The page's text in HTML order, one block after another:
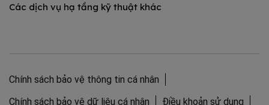
Các dịch vụ hạ tầng kỹ thuật khác
Chính sách bảo vệ thông tin cá nhân
Chính sách bảo vệ dữ liệu cá nhân
Điều khoản sử dụng